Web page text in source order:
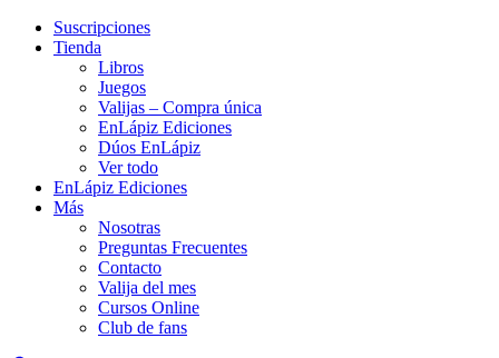
Suscripciones
Tienda
Libros
Juegos
Valijas – Compra única
EnLápiz Ediciones
Dúos EnLápiz
Ver todo
EnLápiz Ediciones
Más
Nosotras
Preguntas Frecuentes
Contacto
Valija del mes
Cursos Online
Club de fans